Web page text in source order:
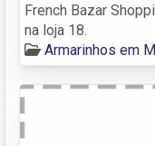
French Bazar
na loja 18.
Armarinhos em